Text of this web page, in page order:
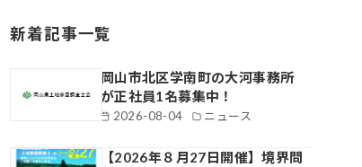
新着記事一覧
2026-08-04 ニュース
岡山市北区学南町の大河事務所
が正社員1名募集中！
【2026年８月27日開催】境界問